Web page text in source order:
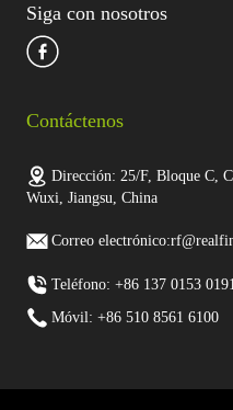
Siga con nosotros
Contáctenos
Dirección: 25/F, Bloque C,
Wuxi, Jiangsu, China
Correo
Teléfono: +86 137 0153 0191
Móvil: +86 510 8561 6100